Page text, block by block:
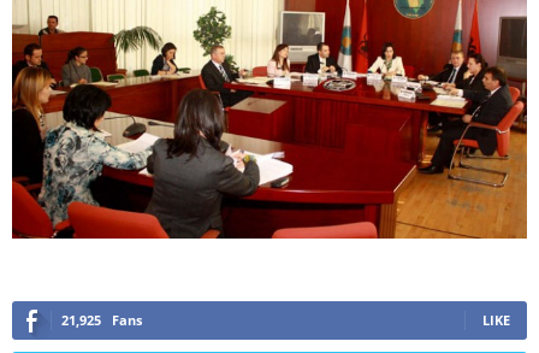
21,925 Fans LIKE